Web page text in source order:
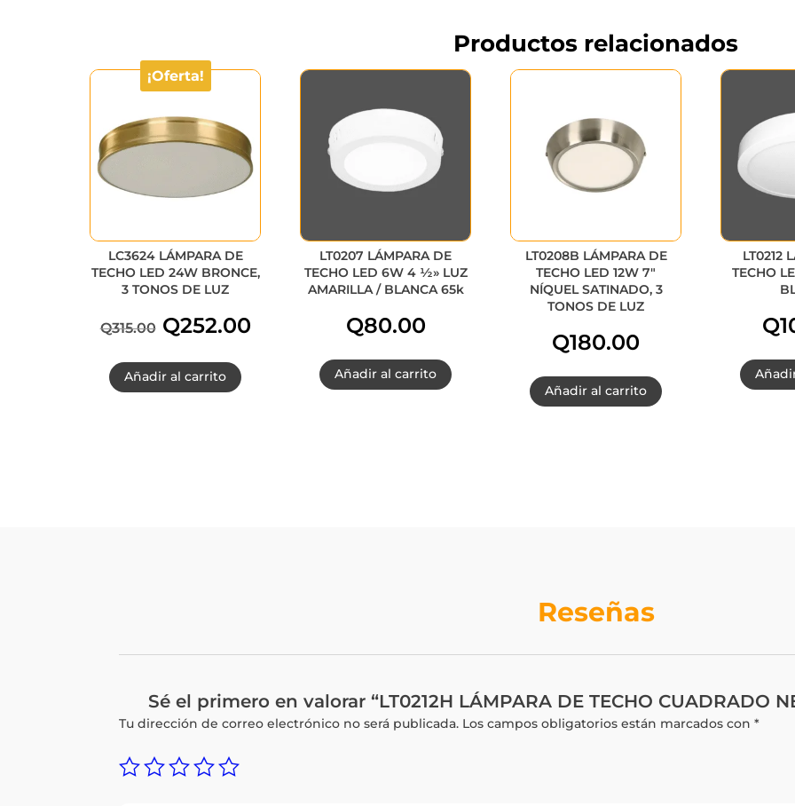
Productos relacionados
¡Oferta!
LC3624 LÁMPARA DE
TECHO LED 24W BRONCE,
3 TONOS DE LUZ
Q315.00 El
precio
Q252.00El
Añadir al carrito
LT0207 LÁMPARA DE
TECHO LED 6W 4 ½» LUZ
AMARILLA / BLANCA 65k
Q80.00
Añadir al carrito
LT0208B LÁMPARA DE
TECHO LED 12W 7″
NÍQUEL SATINADO, 3
TONOS DE LUZ
Q180.00
Añadir al carrito
LT0212
TECHO
Q
Reseñas
Sé el primero en valorar “LT0212H LÁMPARA DE TECHO CUADRADO
Tu dirección de correo electrónico no será publicada. Los campos obligatorios están marcados con*